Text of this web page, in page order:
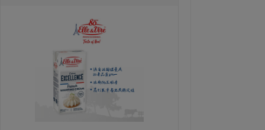
欧福巴氏杀菌蛋黄液（北区可售）
规格: 12盒×970克 / 箱